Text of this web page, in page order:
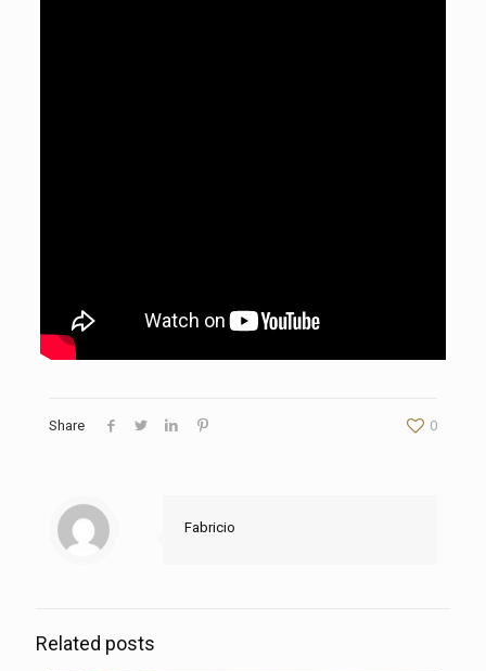
Share 0
Fabricio
Related posts